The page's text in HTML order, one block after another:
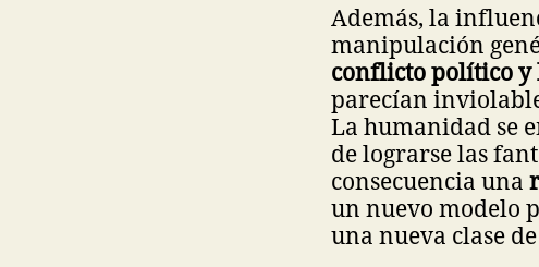
Además, la
manipulación
conflicto político y
parecían
La humanidad se
de lograrse las
consecuencia una
un nuevo modelo
una nueva clase